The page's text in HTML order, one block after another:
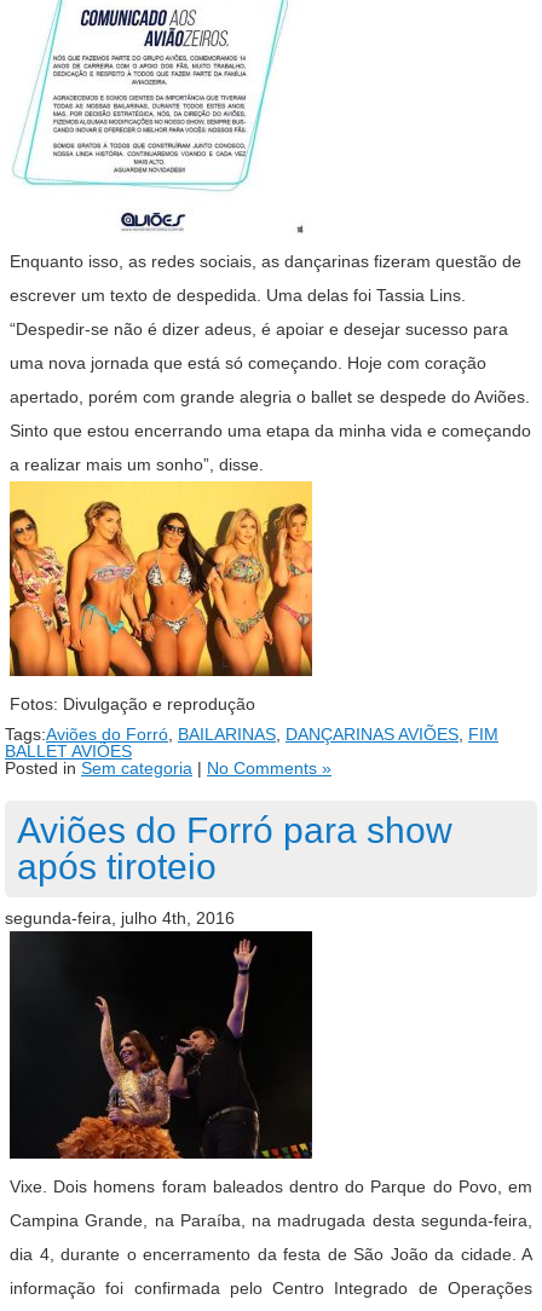
Enquanto isso, as redes sociais, as dançarinas fizeram questão de
escrever um texto de despedida. Uma delas foi Tassia Lins.
“Despedir-se não é dizer adeus, é apoiar e desejar sucesso para
uma nova jornada que está só começando. Hoje com coração
apertado, porém com grande alegria o ballet se despede do Aviões.
Sinto que estou encerrando uma etapa da minha vida e começando
a realizar mais um sonho”, disse.
Fotos: Divulgação e reprodução
Tags:Aviões do Forró, BAILARINAS, DANÇARINAS AVIÕES, FIM
BALLET AVIÕES
Posted in Sem categoria | No Comments »
Aviões do Forró para show
após tiroteio
segunda-feira, julho 4th, 2016
Vixe. Dois homens foram baleados dentro do Parque do Povo, em
Campina Grande, na Paraíba, na madrugada desta segunda-feira,
dia 4, durante o encerramento da festa de São João da cidade. A
informação foi confirmada pelo Centro Integrado de Operações